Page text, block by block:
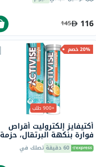
التأثير الثلاثي للبشرة
116
145
20% خصم
+900 طلب
أكتيفايز إلكتروليت أقراص
فوارة بنكهة البرتقال، حزمة
من 20 60 دقيقة تصلك في